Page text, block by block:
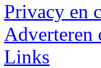
Privacy en
Adverteren
Links